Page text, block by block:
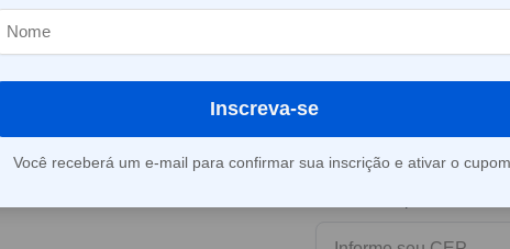
Pod
2200 Puffs –
Este produto está fora
Inscreva-se
Você receberá um e-mail para confirmar sua inscrição e ativar o